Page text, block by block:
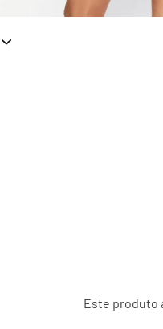
Este produto